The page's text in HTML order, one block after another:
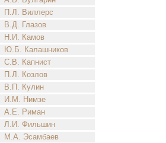
П.Л. Виллерс
В.Д. Глазов
Н.И. Камов
Ю.Б. Калашников
С.В. Капнист
П.Л. Козлов
В.П. Кулин
И.М. Нимзе
А.Е. Риман
Л.И. Фильшин
М.А. Эсамбаев